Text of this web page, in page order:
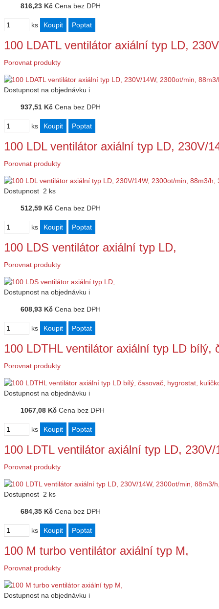
816,23 Kč Cena bez DPH
ks
100 LDATL ventilátor axiální typ LD,
Porovnat produkty
Dostupnost na objednávku i
937,51 Kč Cena bez DPH
ks
100 LDL ventilátor axiální typ LD, 230V/
Porovnat produkty
Dostupnost 2 ks
512,59 Kč Cena bez DPH
ks
100 LDS ventilátor axiální typ LD,
Porovnat produkty
Dostupnost na objednávku i
608,93 Kč Cena bez DPH
ks
100 LDTHL ventilátor axiální typ LD
Porovnat produkty
Dostupnost na objednávku i
1067,08 Kč Cena bez DPH
ks
100 LDTL ventilátor axiální typ LD,
Porovnat produkty
Dostupnost 2 ks
684,35 Kč Cena bez DPH
ks
100 M turbo ventilátor axiální typ M,
Porovnat produkty
Dostupnost na objednávku i